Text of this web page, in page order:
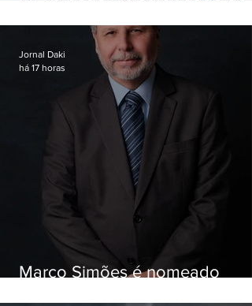
Marco Simões é nomeado
Jornal Daki
há 17 horas